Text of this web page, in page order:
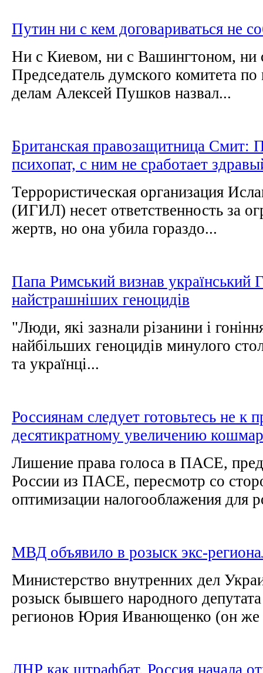
Путин ни с кем договариваться не
Ни с Киевом, ни с Вашингтоном, ни
Председатель думского комитета
делам Алексей Пушков назвал...
Британская правозащитница Смит:
психопат, с ним не сработает
Террористическая организация
(ИГИЛ) несет ответственность за
жертв, но она убила гораздо...
Папа Римський визнав український
найстрашніших геноцидів
"Люди, які зазнали різанини і
найбільших геноцидів минулого
та українці...
Россиянам следует готовьтесь не к
десятикратному увеличению
Лишение права голоса в ПАСЕ,
России из ПАСЕ, пересмотр со
оптимизации налогооблажения для
МВД объявило в розыск экс-
Министерство внутренних дел
розыск бывшего народного
регионов Юрия Иванющенко (он
ЛНР как штрафбат. Россия начала